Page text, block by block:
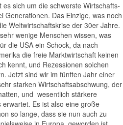
es sich um die schwerste Wirtschafts-
Generationen. Das Einzige, was noch
Weltwirtschaftskrise der 30er Jahre.
wenige Menschen wissen, was
die USA ein Schock, da nach
die freie Marktwirtschaft keinen
kennt, und Rezessionen solchen
Jetzt sind wir im fünften Jahr einer
starken Wirtschaftsabschwung, der
und wesentlich stärkere
Es ist also eine große
so lange, dass sie nun auch zu